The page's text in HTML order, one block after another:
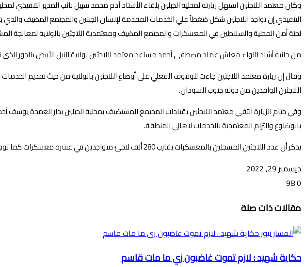
وكان معتمد اللاجئين استهل زيارته لمحلية الجبلين بلقاء الأستاذ آدم محمد سبيل نائب المدير التنفيذي
التنفيذي إن تواجد اللاجئين شكل ضغطاً علي الخدمات المقدمة لإنسان الجبلين والمجتمع المضيف
لجنة أمن المحلية والسلاطين في المعسكرات والمجتمع المضيف ومعتمدية اللاجئين بالولاية لمعالجة
من جانبه أشاد اللواء معاش عماد مصطفى أحمد مساعد معتمد اللاجئين بولاية النيل الأبيض بالدور
وقال إن زيارة معتمد اللاجئين جاءت للوقوف الفعلي على أوضاع اللاجئين بالولاية من حيث تقديم
اللاجئين الوافدين من دولة جنوب السودان.
وفي ختام الزيارة التقي معتمد اللاجئين بقيادات المجتمع المستضيف بمحلية الجبلين بدار العمدة
بابوضلوع والتزام المعتمدية بالخدمات لاهالي المنطقة.
يذكر أن عدد اللاجئين المسجلين بالمعسكرات يقارب 280 ألف لاجئ متواجدين في عشرة معسكرات كما توجد أعداد كبيرة من اللاجئين بمدن الولاية يقدر عددهم بخمسين الف لاجئ.
ديسمبر 29, 2022
0
عبر
البريد
مقالات ذات صلة
حكاية شهيد : لازم تموت غاضبون زي ما مات قاسم